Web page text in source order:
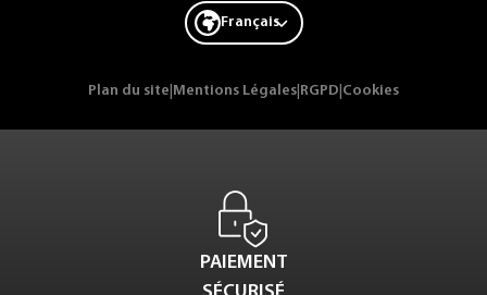
Français
Plan du site Mentions Légales RGPD Cookies
PAIEMENT